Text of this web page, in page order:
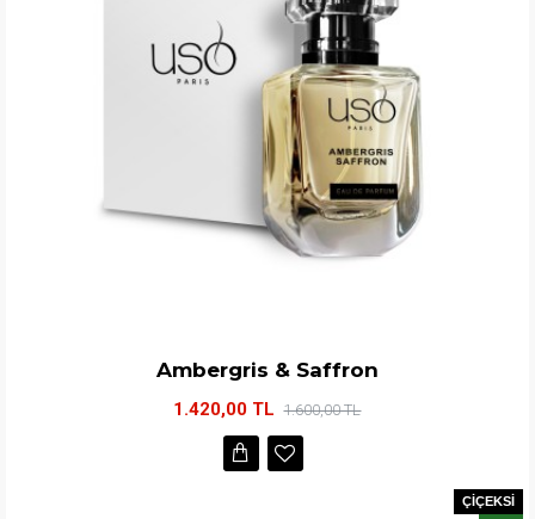
Ambergris & Saffron
1.420,00 TL 1.600,00 TL
ÇİÇEKSİ